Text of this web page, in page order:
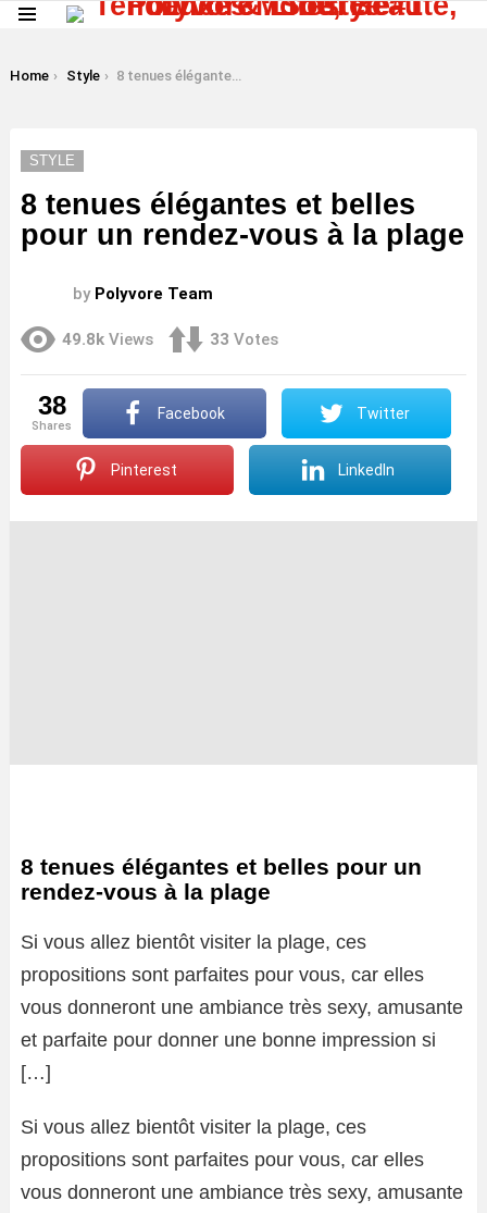
You are here:
Home Style 8 tenues élégantes et belles pour un rendez-vous à la plage
STYLE
8 tenues élégantes et belles
pour un rendez-vous à la plage
by Polyvore Team
49.8k Views 33 Votes
38
shares
Facebook Twitter
Pinterest LinkedIn
8 tenues élégantes et belles pour un
rendez-vous à la plage
Si vous allez bientôt visiter la plage, ces
propositions sont parfaites pour vous, car elles
vous donneront une ambiance très sexy, amusante
et parfaite pour donner une bonne impression si
[…]
Si vous allez bientôt visiter la plage, ces
propositions sont parfaites pour vous, car elles
vous donneront une ambiance très sexy, amusante